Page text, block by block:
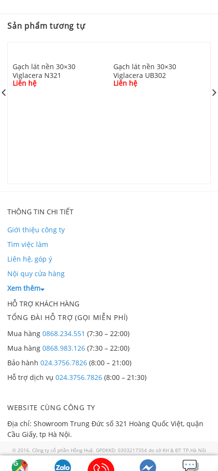
Video Gạch 30×60 Thạch Bàn FDB36 4004.4
Sản phẩm tương tự
Gạch lát nền 30×30
Viglacera N321
Liên hệ
Gạch lát nền 30×30
Viglacera UB302
Liên hệ
THÔNG TIN CHI TIẾT
Giới thiệu công ty
Tìm việc làm
Liên hệ, góp ý
Nội quy cửa hàng
Xem thêm
HỖ TRỢ KHÁCH HÀNG
TỔNG ĐÀI HỖ TRỢ (GỌI MIỄN PHÍ)
Mua hàng 0868.234.551 (7:30 – 22:00)
Mua hàng 0868.983.126 (7:30 – 22:00)
Bảo hành 024.3756.7826 (8:00 – 21:00)
Hỗ trợ dịch vụ 024.3756.7826 (8:00 – 21:30)
WEBSITE CÙNG CÔNG TY
Địa chỉ: Showroom Trung Đức số 321 Hoàng Quốc Việt, quận
Cầu Giấy, tp Hà Nội.
© 2016. Công ty cổ phần Hồng Huệ. GPDKKD: 0303217354 do sở KH & ĐT TP.Hà Nội
cấp ngày 02/01/2008. GP số 57/GP-TTĐT do Sở TTTT TP HN cấp ngày 30/07/2018. Địa
chỉ: 321 Hoàng Quốc Việt, quận Cầu Giấy thành phố Hà Nội. Điện thoại: 0868 986 829.